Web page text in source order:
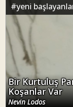
#yeni
Bir Kurtuluş
Koşanlar Var
Nevin Lodos